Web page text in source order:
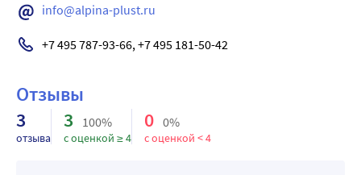
Мячик выполнен из нетоксичных материалов,
info@alpina-plust.ru
+7 495 787-93-66, +7 495 181-50-42
Отзывы
3
отзыва
3 100%
с оценкой ≥ 4
0 0%
с оценкой < 4